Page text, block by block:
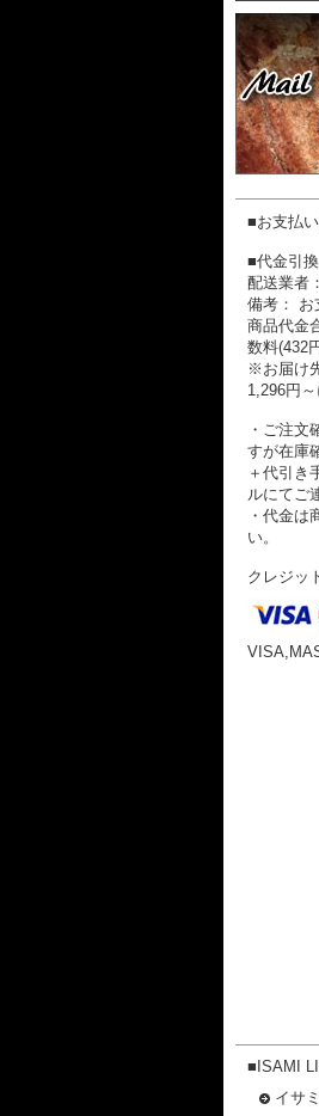
■お支払
■代金引換
配送業者
備考： お
商品代金
数料(432
※お届け
1,296円～
・ご注文
すが在庫
＋代引き
ルにてご
・代金は
い。
クレジッ
■ISAMI
イサ